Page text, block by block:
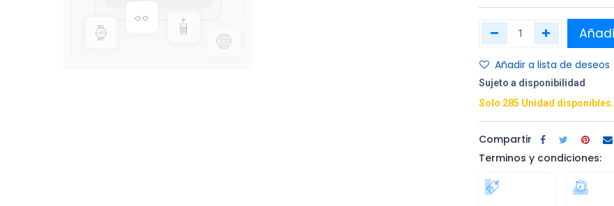
Añadir a lista de deseos
Sujeto a disponibilidad
Solo 285 Unidad disponibles.
Compartir
Terminos y condiciones: